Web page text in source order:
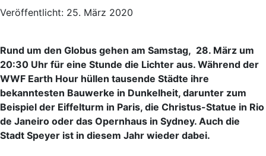
Veröffentlicht: 25. März 2020
Rund um den Globus gehen am Samstag, 28. März um
20:30 Uhr für eine Stunde die Lichter aus. Während der
WWF Earth Hour hüllen tausende Städte ihre
bekanntesten Bauwerke in Dunkelheit, darunter zum
Beispiel der Eiffelturm in Paris, die Christus-Statue in Rio
de Janeiro oder das Opernhaus in Sydney. Auch die
Stadt Speyer ist in diesem Jahr wieder dabei.